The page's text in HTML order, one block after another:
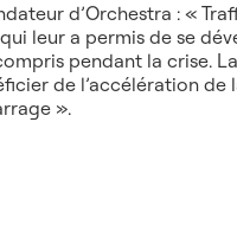
d’Orchestra : «
leur a permis de se
pendant la crise.
de l’accélération
».